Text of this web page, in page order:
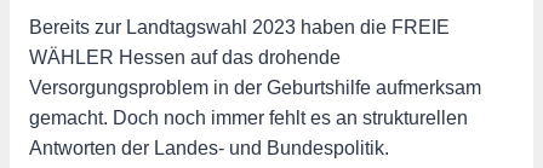
Bereits zur Landtagswahl 2023 haben die FREIE
WÄHLER Hessen auf das drohende
Versorgungsproblem in der Geburtshilfe aufmerksam
gemacht. Doch noch immer fehlt es an strukturellen
Antworten der Landes- und Bundespolitik.